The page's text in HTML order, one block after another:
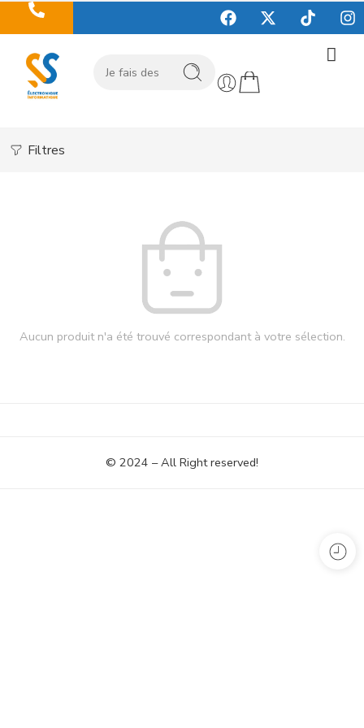
Filtres
Aucun produit n'a été trouvé correspondant à votre sélection.
© 2024 – All Right reserved!